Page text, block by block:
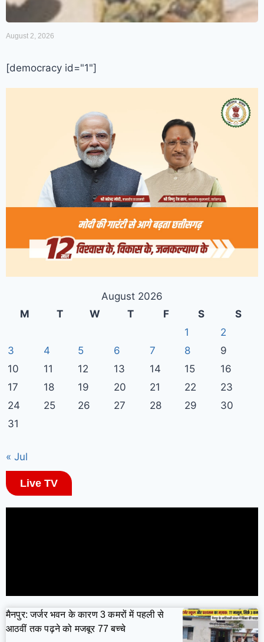
August 2, 2026
[democracy id="1"]
August 2026
M
T W T F S
S
1
2
3
4 5 6 7 8
9
10
11 12 13 14 15
16
17
18 19 20 21 22
23
24
25 26 27 28 29
30
31
« Jul
Live TV
मैनपुर: जर्जर भवन के कारण 3 कमरों में पहली से
आठवीं तक पढ़ने को मजबूर 77 बच्चे